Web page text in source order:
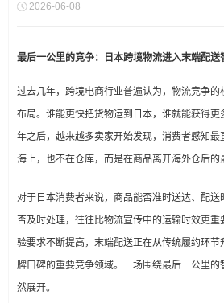
2026-06-08
最后一公里的竞争：日本跨境物流进入末端配送
过去几年，跨境电商行业普遍认为，物流竞争
布局。谁能更快把货物运到日本，谁就能获得
年之后，越来越多卖家开始发现，消费者感知
海上，也不在仓库，而是在商品离开海外仓后的
对于日本消费者来说，商品能否准时送达、配
否及时处理，往往比物流宣传中的运输时效更
验要求不断提高，末端配送正在从传统履约环节
牌口碑的重要竞争领域。一场围绕最后一公里的
然展开。